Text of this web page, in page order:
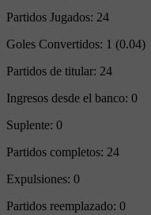
Partidos Jugados: 24
Goles Convertidos: 1 (0.04)
Partidos de titular: 24
Ingresos desde el banco: 0
Suplente: 0
Partidos completos: 24
Expulsiones: 0
Partidos reemplazado: 0